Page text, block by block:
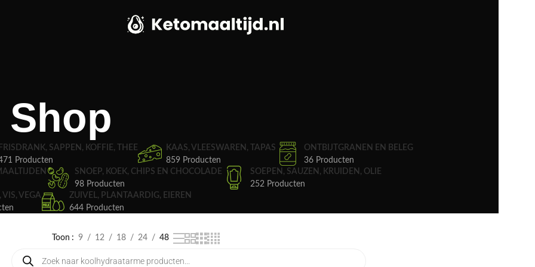
Shop
FRISDRANK, SAPPEN, KOFFIE, THEE
Producten
KAAS, VLEESWAREN, TAPAS
859 Producten
ONTBIJTGRANEN EN BELEG
36 Producten
SNOEP, KOEK, CHIPS EN CHOCOLADE
98 Producten
SOEPEN, SAUZEN, KRUIDEN, OLIE
252 Producten
VIS, VEGA
ZUIVEL, PLANTAARDIG, EIEREN
644 Producten
Toon 9 12 18 24 48